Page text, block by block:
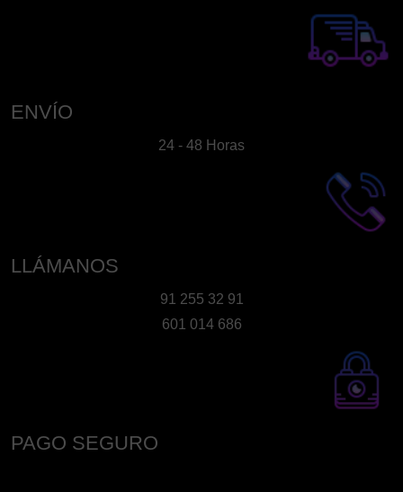
ENVÍO
24 - 48 Horas
LLÁMANOS
91 255 32 91
601 014 686
PAGO SEGURO